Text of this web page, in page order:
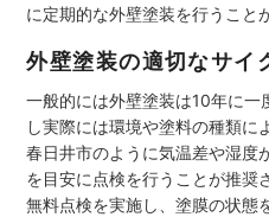
に定期的な外壁塗装を行うこと
外壁塗装の適切なサイ
一般的には外壁塗装は10年に
し実際には環境や塗料の種類に
春日井市のように気温差や湿度
を目安に点検を行うことが推奨
無料点検を実施し、塗膜の状態